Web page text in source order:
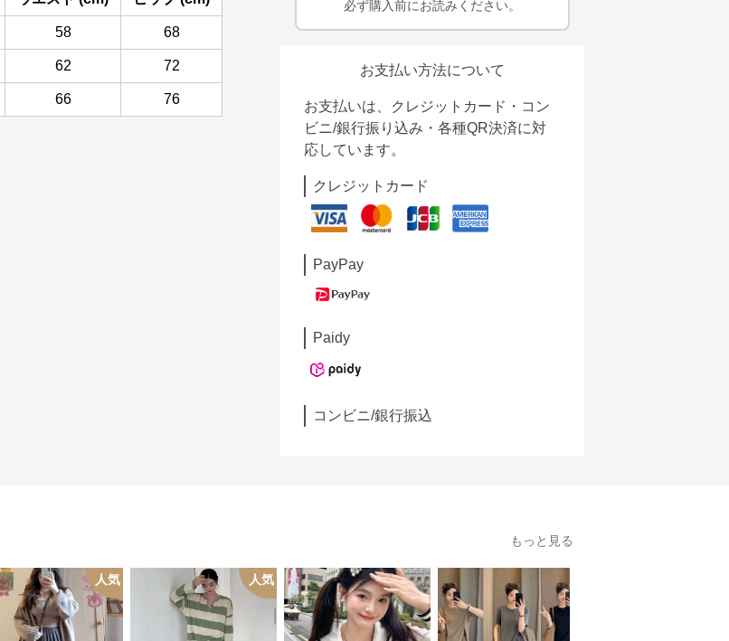
58 68
62 72
66 76
必ず購入前にお読みください。
お支払い方法について
お支払いは、クレジットカード・コン
ビニ/銀行振り込み・各種QR決済に対
応しています。
クレジットカード
PayPay
Paidy
コンビニ/銀行振込
もっと見る
人気 人気